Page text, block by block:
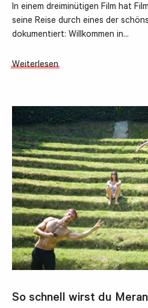
In einem dreiminütigen Film hat
seine Reise durch eines der
dokumentiert: Willkommen in…
Weiterlesen
So schnell wirst du